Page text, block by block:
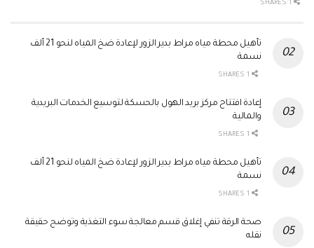
تأهيل محطة مياه مراط بدير الزور لإعادة ضخ المياه لنحو 21 ألف
نسمة
إعادة افتتاح مركز بريد الهول بالحسكة لتوسيع الخدمات البريدية
والمالية
تأهيل محطة مياه مراط بدير الزور لإعادة ضخ المياه لنحو 21 ألف
نسمة
صحة الرقة تنفي إغلاق قسم معالجة سوء التغذية وتوضح حقيقة
نقله